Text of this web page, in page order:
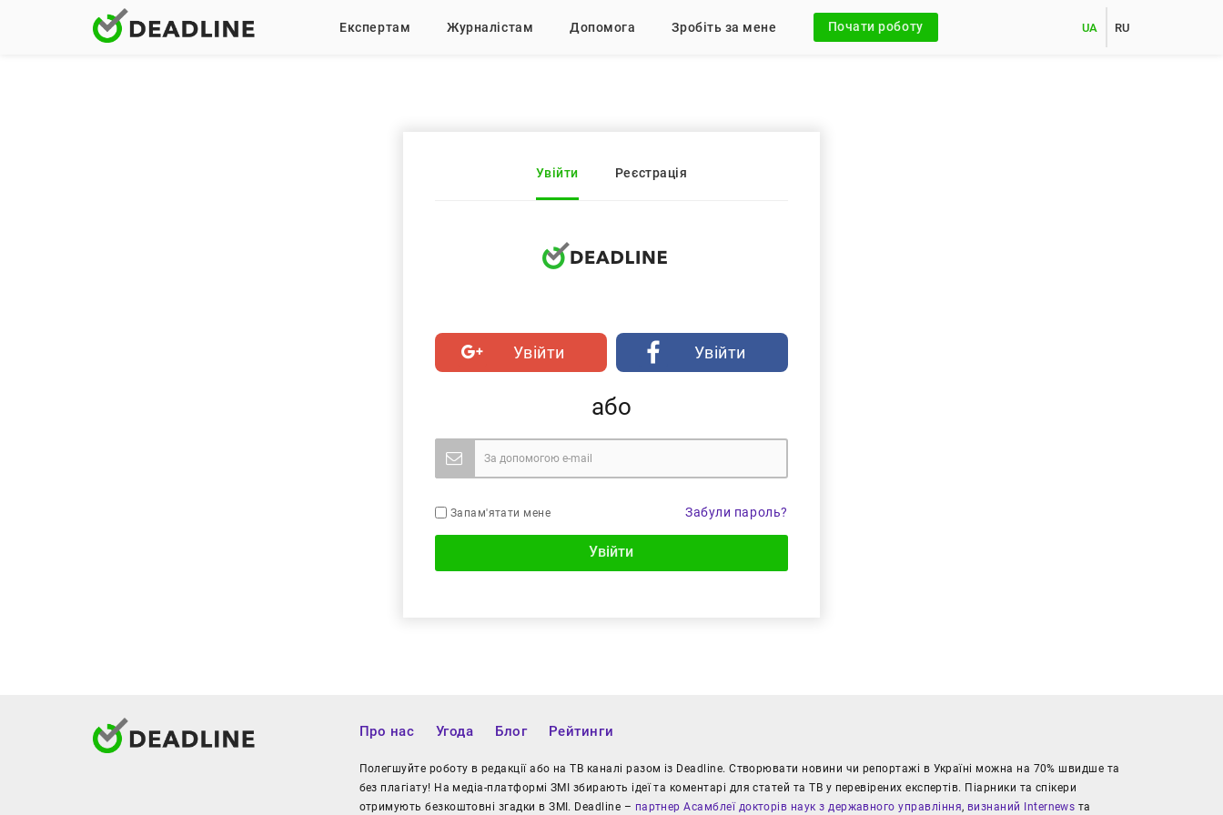
Експертам Журналістам Допомога Зробіть за мене Почати роботу UA RU
Увійти Реєстрація
Увійти Увійти
або
Запам'ятати мене Забули пароль?
Увійти
Про нас Угода Блог Рейтинги
Полегшуйте роботу в редакції або на ТВ каналі разом із Deadline. Створювати новини чи репортажі в Україні можна на 70% швидше та
без плагіату! На медіа-платформі ЗМІ збирають ідеї та коментарі для статей та ТВ у перевірених експертів. Піарники та спікери
отримують безкоштовні згадки в ЗМІ. Deadline – партнер Асамблеї докторів наук з державного управління, визнаний Internews та